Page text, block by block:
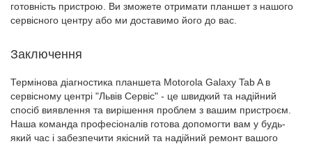
готовність пристрою. Ви зможете отримати планшет з нашого
сервісного центру або ми доставимо його до вас.
Заключення
Термінова діагностика планшета Motorola Galaxy Tab A в
сервісному центрі "Львів Сервіс" - це швидкий та надійний
спосіб виявлення та вирішення проблем з вашим пристроєм.
Наша команда професіоналів готова допомогти вам у будь-
який час і забезпечити якісний та надійний ремонт вашого